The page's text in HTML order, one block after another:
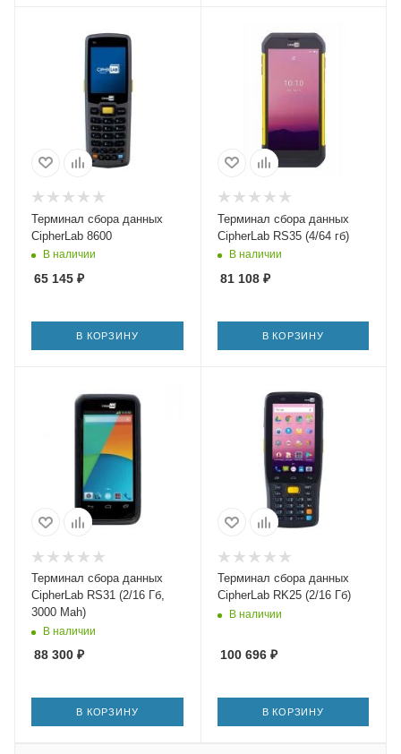
Терминал сбора данных
CipherLab 8600
В наличии
65 145 ₽
В КОРЗИНУ
Терминал сбора данных
CipherLab RS35 (4/64 гб)
В наличии
81 108₽
В КОРЗИНУ
Терминал сбора данных
CipherLab RS31 (2/16 Гб,
3000 Mah)
В наличии
88 300 ₽
В КОРЗИНУ
Терминал сбора данных
CipherLab RK25 (2/16 Гб)
В наличии
100 696₽
В КОРЗИНУ